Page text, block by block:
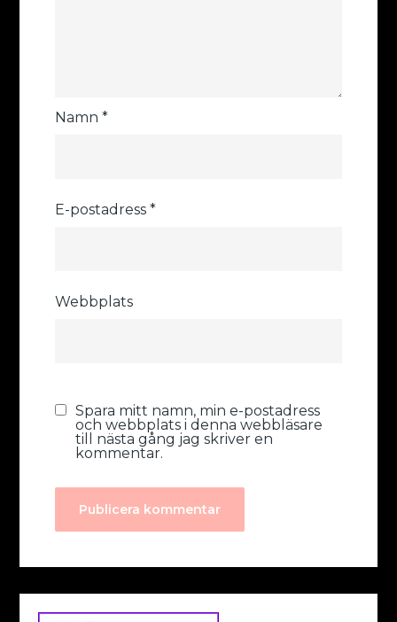
Namn*
E-postadress*
Webbplats
Spara mitt namn, min e-postadress
och webbplats i denna webbläsare
till nästa gång jag skriver en
kommentar.